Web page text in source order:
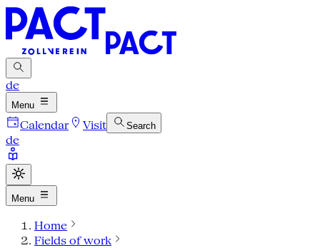
de
Menu
Calendar Visit Search
de
Menu
Home
Fields of work